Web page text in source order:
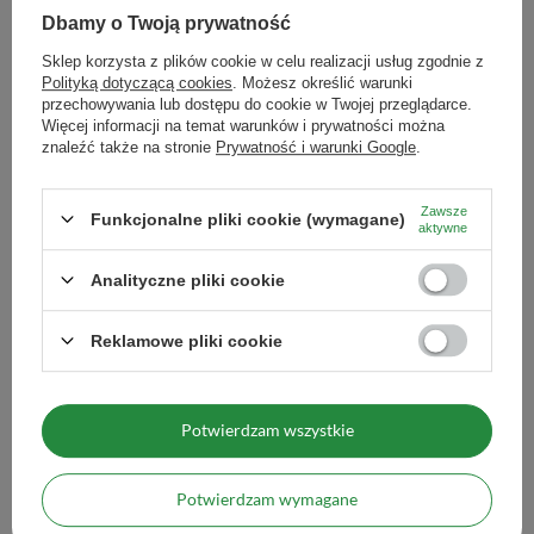
Naturalna energia i egzotyczna świeżość
w Twoim matero 🧉☀️
Masz ochotę na yerbę, która pobudzi Cię do działania i
zalej wodą o temperaturze nie
minut. Susz możesz zalewać
kilkukrotnie, do momentu, gdy
napar utraci smak.
Maksymalna ilość towaru w
zamówieniu dla rozmiarów
1000
Zobacz również
6,99 zł szt.
(139,80 zł / kg)
Ilość produktów
Dbamy o Twoją prywatność
Sklep korzysta z plików cookie w celu realizacji usług zgodnie z
Polityką dotyczącą cookies . Możesz określić warunki
przechowywania lub dostępu do cookie w Twojej przeglądarce.
Więcej informacji na temat warunków i prywatności można
znaleźć także na stronie Prywatność i warunki Google
Funkcjonalne pliki cookie (wymagane)
Zawsze
aktywne
Analityczne pliki cookie
Reklamowe pliki cookie
Potwierdzam wymagane
Potwierdzam wszystkie